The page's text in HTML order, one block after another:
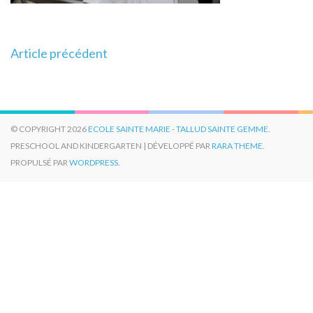
Navigation
Article précédent
© COPYRIGHT 2026ECOLE SAINTE MARIE - TALLUD SAINTE GEMME.
PRESCHOOL AND KINDERGARTEN | DÉVELOPPÉ PARRARA THEME.
PROPULSÉ PARWORDPRESS.